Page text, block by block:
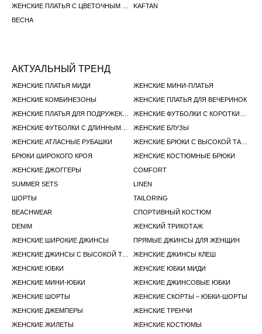
KAFTAN
ВЕСНА
АКТУАЛЬНЫЙ ТРЕНД
ЖЕНСКИЕ ПЛАТЬЯ МИДИ
ЖЕНСКИЕ МИНИ-ПЛАТЬЯ
ЖЕНСКИЕ КОМБИНЕЗОНЫ
ЖЕНСКИЕ ПЛАТЬЯ ДЛЯ ВЕЧЕРИНОК
ЖЕНСКИЕ БЛУЗЫ
ЖЕНСКИЕ АТЛАСНЫЕ РУБАШКИ
БРЮКИ ШИРОКОГО КРОЯ
ЖЕНСКИЕ КОСТЮМНЫЕ БРЮКИ
ЖЕНСКИЕ ДЖОГГЕРЫ
COMFORT
SUMMER SETS
LINEN
ШОРТЫ
TAILORING
BEACHWEAR
СПОРТИВНЫЙ КОСТЮМ
DENIM
ЖЕНСКИЙ ТРИКОТАЖ
ЖЕНСКИЕ ШИРОКИЕ ДЖИНСЫ
ПРЯМЫЕ ДЖИНСЫ ДЛЯ ЖЕНЩИН
ЖЕНСКИЕ ДЖИНСЫ КЛЕШ
ЖЕНСКИЕ ЮБКИ
ЖЕНСКИЕ ЮБКИ МИДИ
ЖЕНСКИЕ МИНИ-ЮБКИ
ЖЕНСКИЕ ДЖИНСОВЫЕ ЮБКИ
ЖЕНСКИЕ ШОРТЫ
ЖЕНСКИЕ СКОРТЫ – ЮБКИ-ШОРТЫ
ЖЕНСКИЕ ДЖЕМПЕРЫ
ЖЕНСКИЕ ТРЕНЧИ
ЖЕНСКИЕ ЖИЛЕТЫ
ЖЕНСКИЕ КОСТЮМЫ